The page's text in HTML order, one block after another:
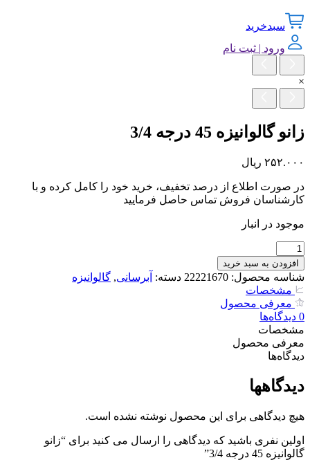
سبدخرید
ورود | ثبت نام
×
زانو گالوانیزه 45 درجه 3/4
۲۵۲.۰۰۰ ریال
در صورت اطلاع از درصد تخفیف، خرید خود را کامل کرده و با
کارشناسان فروش تماس حاصل فرمایید
موجود در انبار
زانو
گالوانیزه
45
درجه
3/4
عدد
افزودن به سبد خرید
شناسه محصول: 22221670 دسته: آبرسانی, گالوانیزه
مشخصات
معرفی محصول
0 دیدگاه‌‌ها
مشخصات
معرفی محصول
دیدگاه‌‌ها
دیدگاهها
هیچ دیدگاهی برای این محصول نوشته نشده است.
اولین نفری باشید که دیدگاهی را ارسال می کنید برای “زانو
گالوانیزه 45 درجه 3/4”